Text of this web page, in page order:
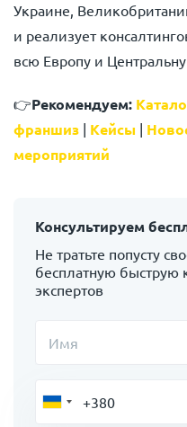
Украине,
и реализует
всю Европу и
👉Рекомендуем:
франшиз | Кейсы |
мероприятий
Консультируем
Не тратьте попусту
бесплатную быструю
экспертов
Имя